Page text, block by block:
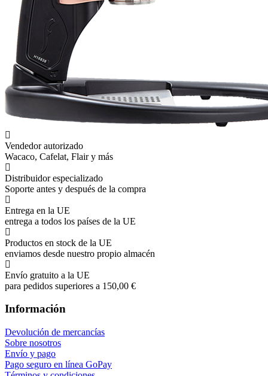
Vendedor autorizado
Wacaco, Cafelat, Flair y más
Distribuidor especializado
Soporte antes y después de la compra
Entrega en la UE
entrega a todos los países de la UE
Productos en stock de la UE
enviamos desde nuestro propio almacén
Envío gratuito a la UE
para pedidos superiores a 150,00 €
Información
Devolución de mercancías
Sobre nosotros
Envío y pago
Pago seguro en línea GoPay